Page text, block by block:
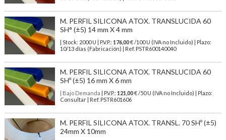
M. PERFIL SILICONA ATOX. TRANSLUCIDA 60
SH° (±5) 14 mm X 4 mm
| Stock: 2000 U | P.V.P.: 176,00€/100 U (IVA no Incluido)
| Plazo:
10/13 días (Fabricación) | Ref. PSTR600140040
M. PERFIL SILICONA ATOX. TRANSLUCIDA 60
SHº (±5) 16 mm X 6 mm
| Bajo Demanda | P.V.P.: 121,00€ /50 U (IVA no Incluido) | Plazo:
Consultar | Ref. PSTR601606
M. PERFIL SILICONA ATOX. TRANSL. 70 SHº (±5)
24mm X 10mm